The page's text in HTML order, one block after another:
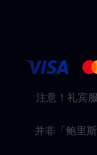
注意！礼宾
并非「鲍里